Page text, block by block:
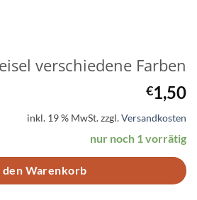
verschiedene Farben
€1,50
inkl. 19 % MwSt.zzgl.Versandkosten
nur noch 1 vorrätig
den Warenkorb